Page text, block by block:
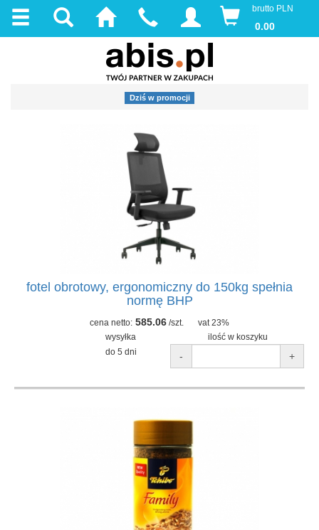
brutto PLN
0.00
Dziś w promocji
fotel obrotowy, ergonomiczny do 150kg spełnia
normę BHP
cena netto: 585.06 /szt.
vat 23%
wysyłka
ilość w koszyku
do 5 dni
- +